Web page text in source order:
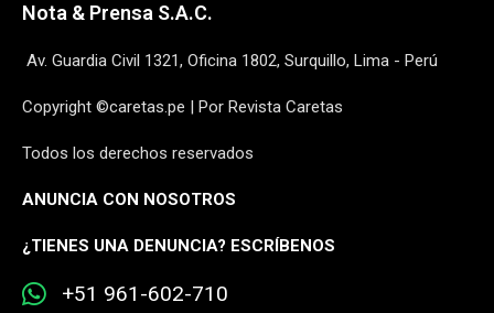
Nota & Prensa S.A.C.
Av. Guardia Civil 1321, Oficina 1802, Surquillo, Lima - Perú
Copyright ©caretas.pe | Por Revista Caretas
Todos los derechos reservados
ANUNCIA CON NOSOTROS
¿TIENES UNA DENUNCIA? ESCRÍBENOS
+51 961-602-710